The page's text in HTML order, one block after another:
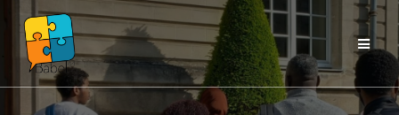
Passer
au
contenu